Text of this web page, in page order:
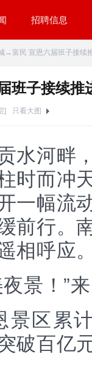
招聘信息
→富民 宣恩六届班子接续
子接续推
] 只看大图
水河畔
时而冲
一幅流
前行。
相呼应
景！”
景区累
破百亿